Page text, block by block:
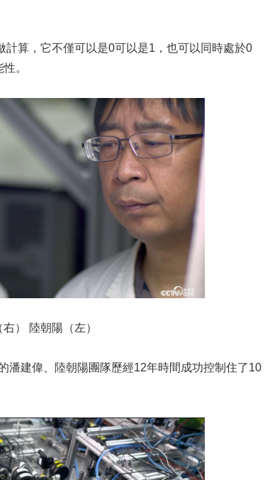
算，它不僅可以是0可以是1，也可以同時處於0
。
） 陸朝陽（左）
建偉、陸朝陽團隊歷經12年時間成功控制住了10